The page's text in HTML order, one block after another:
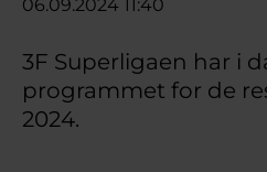
06.09.2024 11:40
3F Superligaen har i
programmet for de
2024.